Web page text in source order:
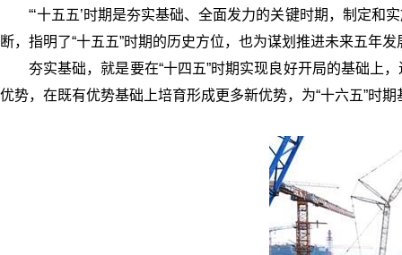
“‘十五五’时期是夯实基础、全面发力的关键时期，制定和
断，指明了“十五五”时期的历史方位，也为谋划推进未来五年
夯实基础，就是要在“十四五”时期实现良好开局的基础上
优势，在既有优势基础上培育形成更多新优势，为“十六五”时